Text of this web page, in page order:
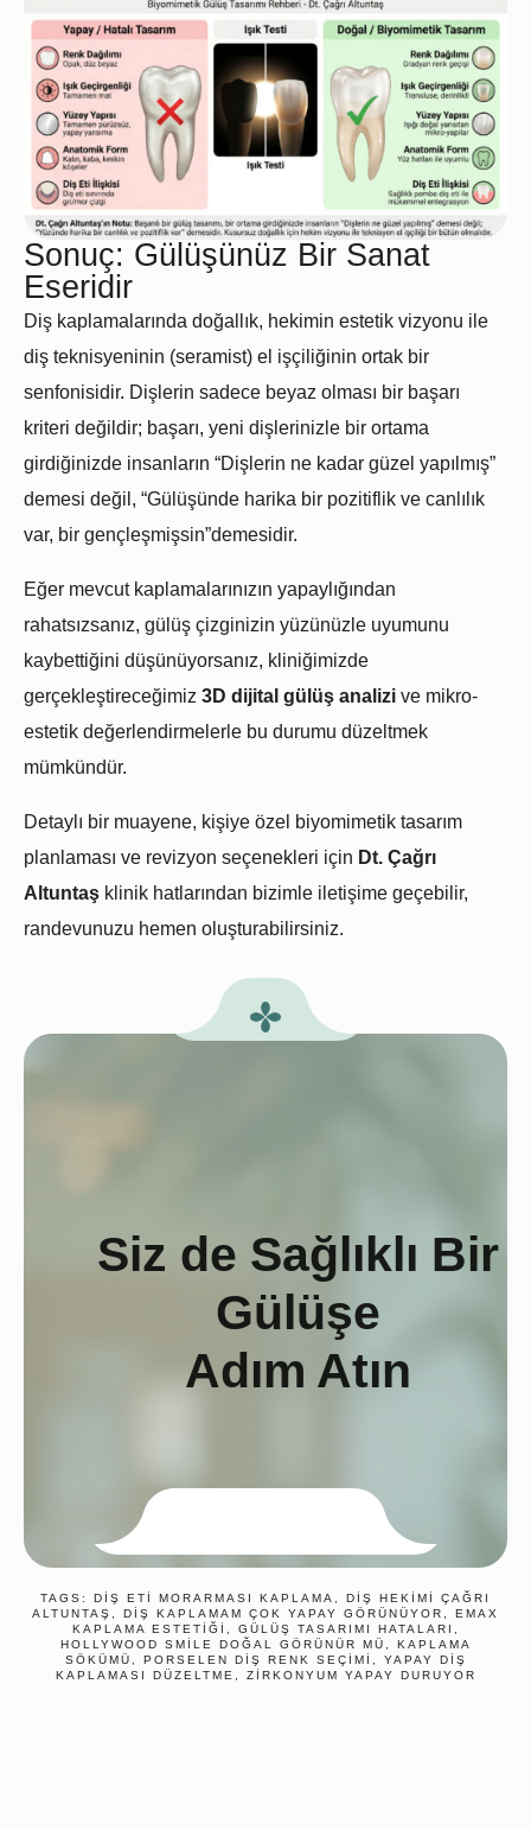
Sonuç: Gülüşünüz Bir Sanat
Eseridir
Diş kaplamalarında doğallık, hekimin estetik vizyonu ile
diş teknisyeninin (seramist) el işçiliğinin ortak bir
senfonisidir. Dişlerin sadece beyaz olması bir başarı
kriteri değildir; başarı, yeni dişlerinizle bir ortama
girdiğinizde insanların “Dişlerin ne kadar güzel yapılmış”
demesi değil, “Gülüşünde harika bir pozitiflik ve canlılık
var, bir gençleşmişsin”demesidir.
Eğer mevcut kaplamalarınızın yapaylığından
rahatsızsanız, gülüş çizginizin yüzünüzle uyumunu
kaybettiğini düşünüyorsanız, kliniğimizde
gerçekleştireceğimiz 3D dijital gülüş analizi ve mikro-
estetik değerlendirmelerle bu durumu düzeltmek
mümkündür.
Detaylı bir muayene, kişiye özel biyomimetik tasarım
planlaması ve revizyon seçenekleri için Dt. Çağrı
Altuntaş klinik hatlarından bizimle iletişime geçebilir,
randevunuzu hemen oluşturabilirsiniz.
Siz de Sağlıklı Bir
Gülüşe
Adım Atın
TAGS: DIŞ ETI MORARMASI KAPLAMA
DIŞ HEKIMI ÇAĞRI
ALTUNTAŞ
DIŞ KAPLAMAM ÇOK YAPAY GÖRÜNÜYOR
EMAX
KAPLAMA ESTETIĞI
GÜLÜŞ TASARIMI HATALARI
HOLLYWOOD SMILE DOĞAL GÖRÜNÜR MÜ
KAPLAMA
SÖKÜMÜ
PORSELEN DIŞ RENK SEÇIMI
YAPAY DIŞ
KAPLAMASI DÜZELTME
ZIRKONYUM YAPAY DURUYOR